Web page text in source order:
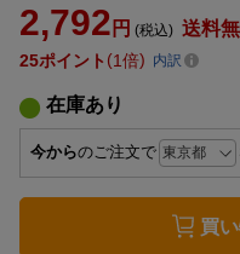
2,792 円 (税込) 送料
25ポイント 1倍 内訳
在庫あり
今からのご注文で
買